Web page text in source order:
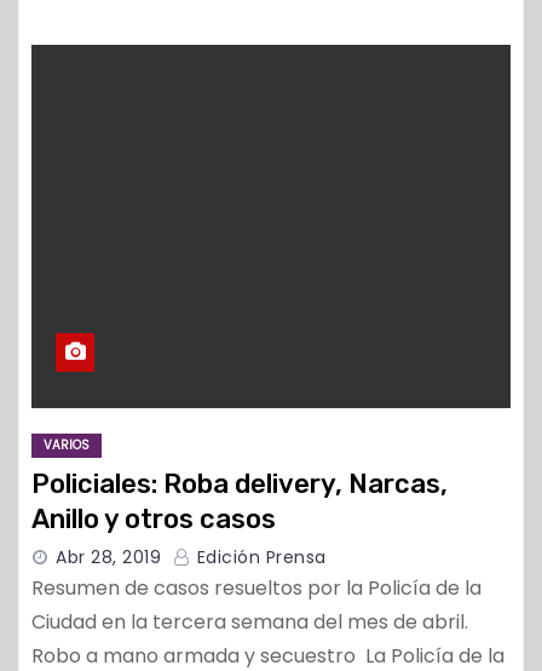
VARIOS
Policiales: Roba delivery, Narcas,
Anillo y otros casos
Abr 28, 2019 Edición Prensa
Resumen de casos resueltos por la Policía de la
Ciudad en la tercera semana del mes de abril.
Robo a mano armada y secuestro La Policía de la